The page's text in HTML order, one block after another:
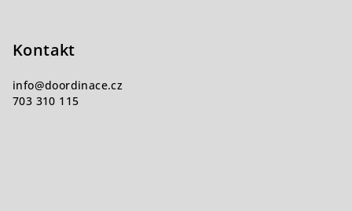
Kontakt
info@doordinace.cz
703 310 115